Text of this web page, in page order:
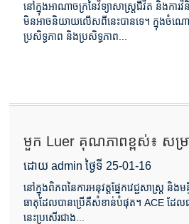
នៅក្នុងអាណាចក្រនៃវិទ្យាសាស្ត្រជីវិត និងកា
មិនអាចនិយាយលើសពីនេះបានទេ។ ក្នុងចំណោ
ប្រសិទ្ធភាព និងប្រសិទ្ធភាព...
មួក Luer គុណភាពខ្ពស់៖ សម្រា
ដោយ admin ថ្ងៃទី 25-01-16
នៅក្នុងពិភពនៃការអនុវត្តផ្នែកវេជ្ជសាស្
ធាតុដែលបានប្រើគឺសំខាន់បំផុត។ ACE ដែលជ
នេះប្រសើរជាង...